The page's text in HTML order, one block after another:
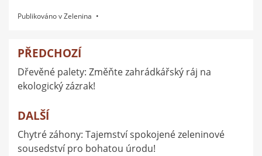
Publikováno vZelenina
Navigace
pro
příspěvek
PŘEDCHOZÍ
Dřevěné palety: Změňte zahrádkářský ráj na
ekologický zázrak!
DALŠÍ
Chytré záhony: Tajemství spokojené zeleninové
sousedství pro bohatou úrodu!